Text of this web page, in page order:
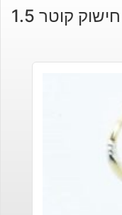
עגילי זהב צהוב ולבן עיצוב חישוק קוטר 1.5